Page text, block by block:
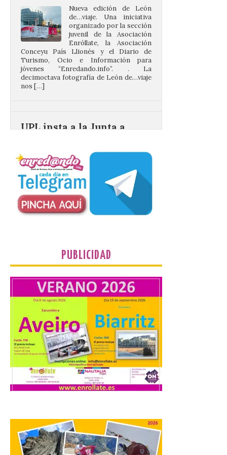
juvenil de la Asociación
Enróllate, la Asociación
Conceyu País Llionés y el Diario de
Turismo, Ocio e Información para
jóvenes “Enredando.info”. . La
decimoctava fotografía de León de…viaje
nos […]
castillo del Asmesnal, un
BIC en estado de ruina
Un Bien de Interés
Cultural abandonado
desde 1949. Los
procuradores leonesistas
plantean que la Junta
riesgo de colapso. Los procuradores de
Unión del Pueblo […]
La Universidad de León
distribuye folletos con la
programación del evento
del eclipse solar que
organiza con la ESA y el
Ayuntamiento
7 Ago 2026
Información Turística de
León e incluyen, además
del programa del evento, una guía
práctica con recomendaciones
PUBLICIDAD